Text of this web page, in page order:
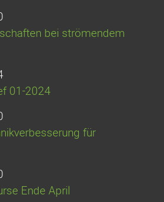
bei strömendem
01-2024
für
Ende April